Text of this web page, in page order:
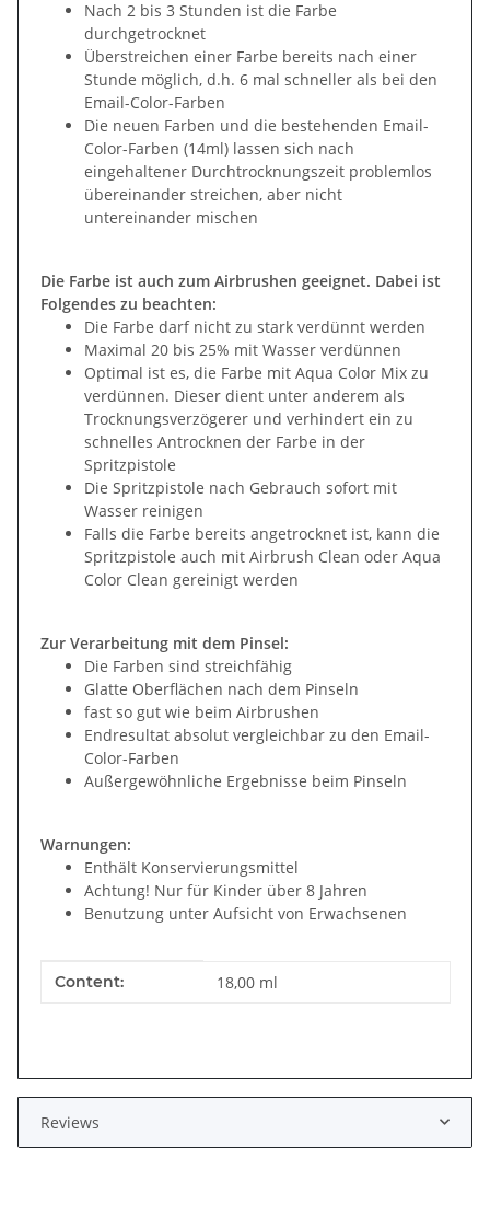
Nach 2 bis 3 Stunden ist die Farbe
durchgetrocknet
Überstreichen einer Farbe bereits nach einer
Stunde möglich, d.h. 6 mal schneller als bei den
Email-Color-Farben
Die neuen Farben und die bestehenden Email-
Color-Farben (14ml) lassen sich nach
eingehaltener Durchtrocknungszeit problemlos
übereinander streichen, aber nicht
untereinander mischen
Die Farbe ist auch zum Airbrushen geeignet. Dabei ist
Folgendes zu beachten:
Die Farbe darf nicht zu stark verdünnt werden
Maximal 20 bis 25% mit Wasser verdünnen
Optimal ist es, die Farbe mit Aqua Color Mix zu
verdünnen. Dieser dient unter anderem als
Trocknungsverzögerer und verhindert ein zu
schnelles Antrocknen der Farbe in der
Spritzpistole
Die Spritzpistole nach Gebrauch sofort mit
Wasser reinigen
Falls die Farbe bereits angetrocknet ist, kann die
Spritzpistole auch mit Airbrush Clean oder Aqua
Color Clean gereinigt werden
Zur Verarbeitung mit dem Pinsel:
Die Farben sind streichfähig
Glatte Oberflächen nach dem Pinseln
fast so gut wie beim Airbrushen
Endresultat absolut vergleichbar zu den Email-
Color-Farben
Außergewöhnliche Ergebnisse beim Pinseln
Warnungen:
Enthält Konservierungsmittel
Achtung! Nur für Kinder über 8 Jahren
Benutzung unter Aufsicht von Erwachsenen
Item information
Value
Content: 18,00 ml
Reviews